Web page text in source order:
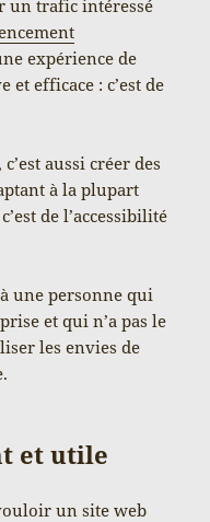
un trafic intéressé
expérience de
efficace : c’est de
aussi créer des
à la plupart
de l’accessibilité
une personne qui
et qui n’a pas le
les envies de
et utile
un site web